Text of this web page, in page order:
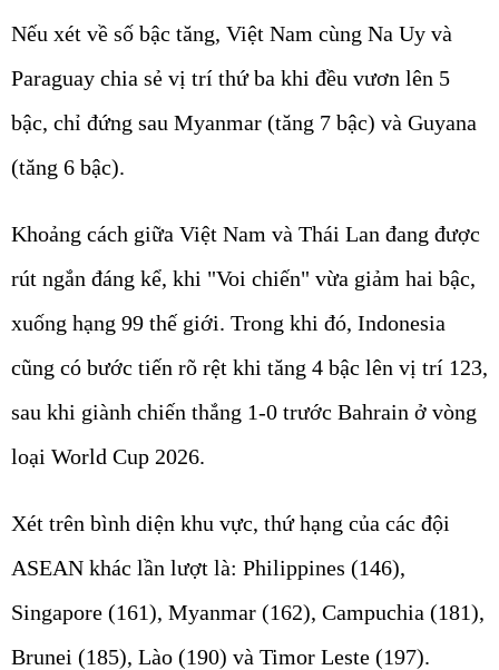
Nếu xét về số bậc tăng, Việt Nam cùng Na Uy và
Paraguay chia sẻ vị trí thứ ba khi đều vươn lên 5
bậc, chỉ đứng sau Myanmar (tăng 7 bậc) và Guyana
(tăng 6 bậc).
Khoảng cách giữa Việt Nam và Thái Lan đang được
rút ngắn đáng kể, khi "Voi chiến" vừa giảm hai bậc,
xuống hạng 99 thế giới. Trong khi đó, Indonesia
cũng có bước tiến rõ rệt khi tăng 4 bậc lên vị trí 123,
sau khi giành chiến thắng 1-0 trước Bahrain ở vòng
loại World Cup 2026.
Xét trên bình diện khu vực, thứ hạng của các đội
ASEAN khác lần lượt là: Philippines (146),
Singapore (161), Myanmar (162), Campuchia (181),
Brunei (185), Lào (190) và Timor Leste (197).